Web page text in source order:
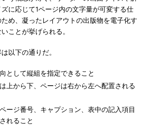
に応じて1ページ内の文字量が可変する仕
め、凝ったレイアウトの出版物を電子化す
ことが挙げられる。
以下の通りだ。
として縦組を指定できること
上から下、ページは右から左へ配置される
ージ番号、キャプション、表中の記入項目
れること